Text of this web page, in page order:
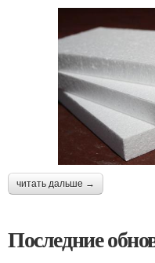
читать дальше →
Последние